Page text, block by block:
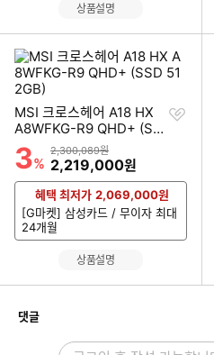
상품설명
MSI 크로스헤어 A18 HX
A8WFKG-R9 QHD+ (SS
D 512GB)
할인률
3%
상품금액
2,300,089원
할인금액
2,219,000원
찜
혜택 최저가 2,069,000원
[G마켓] 삼성카드 / 무이자 최대
24개월
상품설명
댓글개